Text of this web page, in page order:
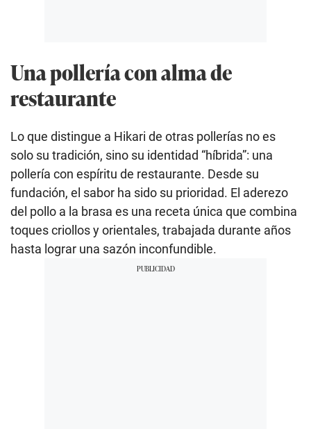
Una pollería con alma de
restaurante
Lo que distingue a Hikari de otras pollerías no es
solo su tradición, sino su identidad “híbrida”: una
pollería con espíritu de restaurante. Desde su
fundación, el sabor ha sido su prioridad. El aderezo
del pollo a la brasa es una receta única que combina
toques criollos y orientales, trabajada durante años
hasta lograr una sazón inconfundible.